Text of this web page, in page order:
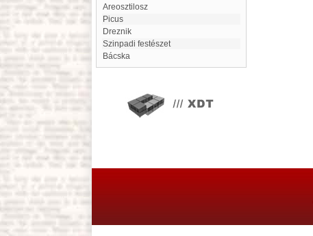
Areosztilosz
Picus
Dreznik
Szinpadi festészet
Bácska